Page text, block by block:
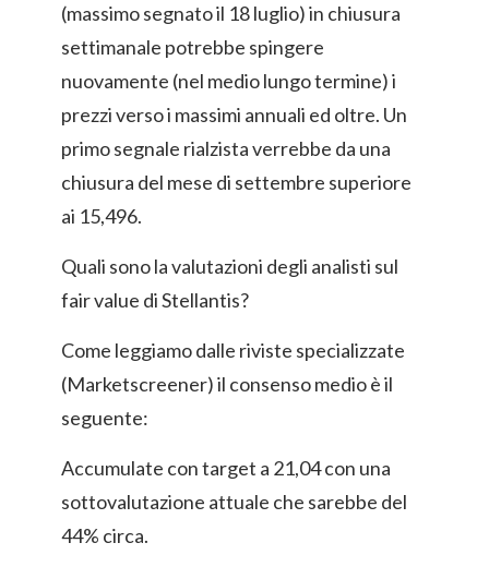
(massimo segnato il 18 luglio) in chiusura
settimanale potrebbe spingere
nuovamente (nel medio lungo termine) i
prezzi verso i massimi annuali ed oltre. Un
primo segnale rialzista verrebbe da una
chiusura del mese di settembre superiore
ai 15,496.
Quali sono la valutazioni degli analisti sul
fair value di Stellantis?
Come leggiamo dalle riviste specializzate
(Marketscreener) il consenso medio è il
seguente:
Accumulate con target a 21,04 con una
sottovalutazione attuale che sarebbe del
44% circa.